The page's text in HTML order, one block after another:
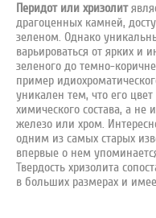
Перидот или хризолит
драгоценных камней,
зеленом. Однако
варьироваться от ярких и
зеленого до темно-
пример
уникален тем, что его
химического состава, а не
железо или хром.
одним из самых старых
впервые о нем
Твердость хризолита
в больших размерах и